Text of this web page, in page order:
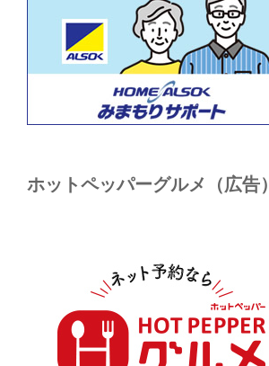
ホットペッパーグルメ（広告）